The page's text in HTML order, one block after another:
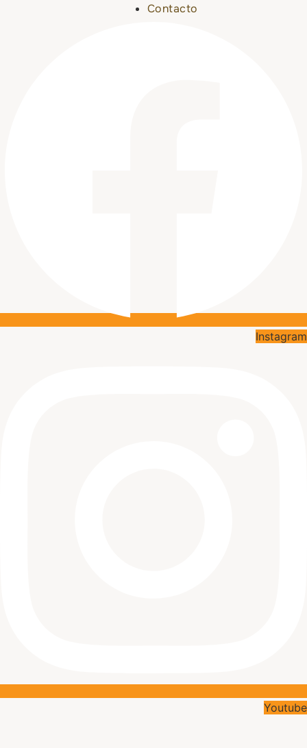
Contacto
Instagram
Youtube